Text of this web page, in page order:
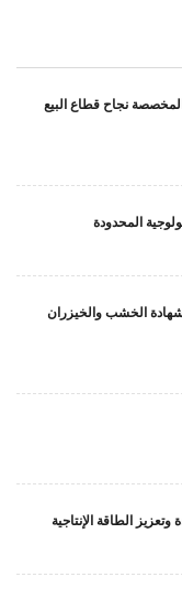
نجاح قطاع البيع
المحدودة
الخشب والخيزران
الطاقة الإنتاجية